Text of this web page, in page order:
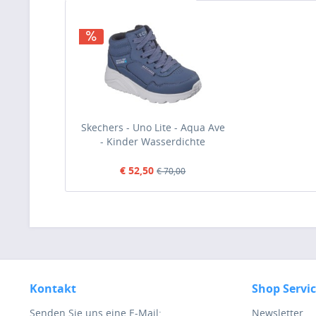
Skechers - Uno Lite - Aqua Ave
- Kinder Wasserdichte
(Navy)
€ 52,50 € 70,00
Kontakt
Senden Sie uns eine E-Mail:
Shop
Newsletter